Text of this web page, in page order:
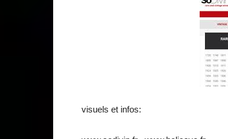
visuels et infos: